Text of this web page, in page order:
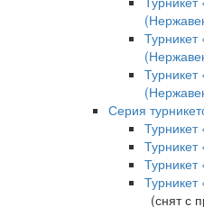
Турникет
Серия
Турникет
(снят с